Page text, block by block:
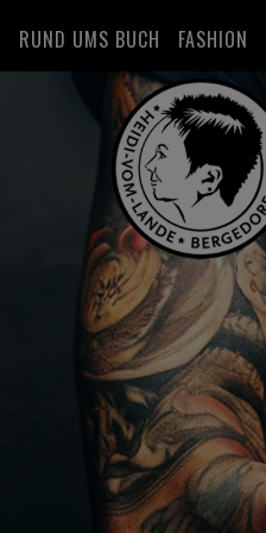
RUND UMS BUCH FASHION